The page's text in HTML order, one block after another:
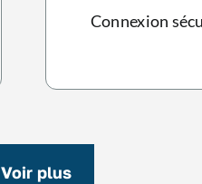
Connexion
Voir plus